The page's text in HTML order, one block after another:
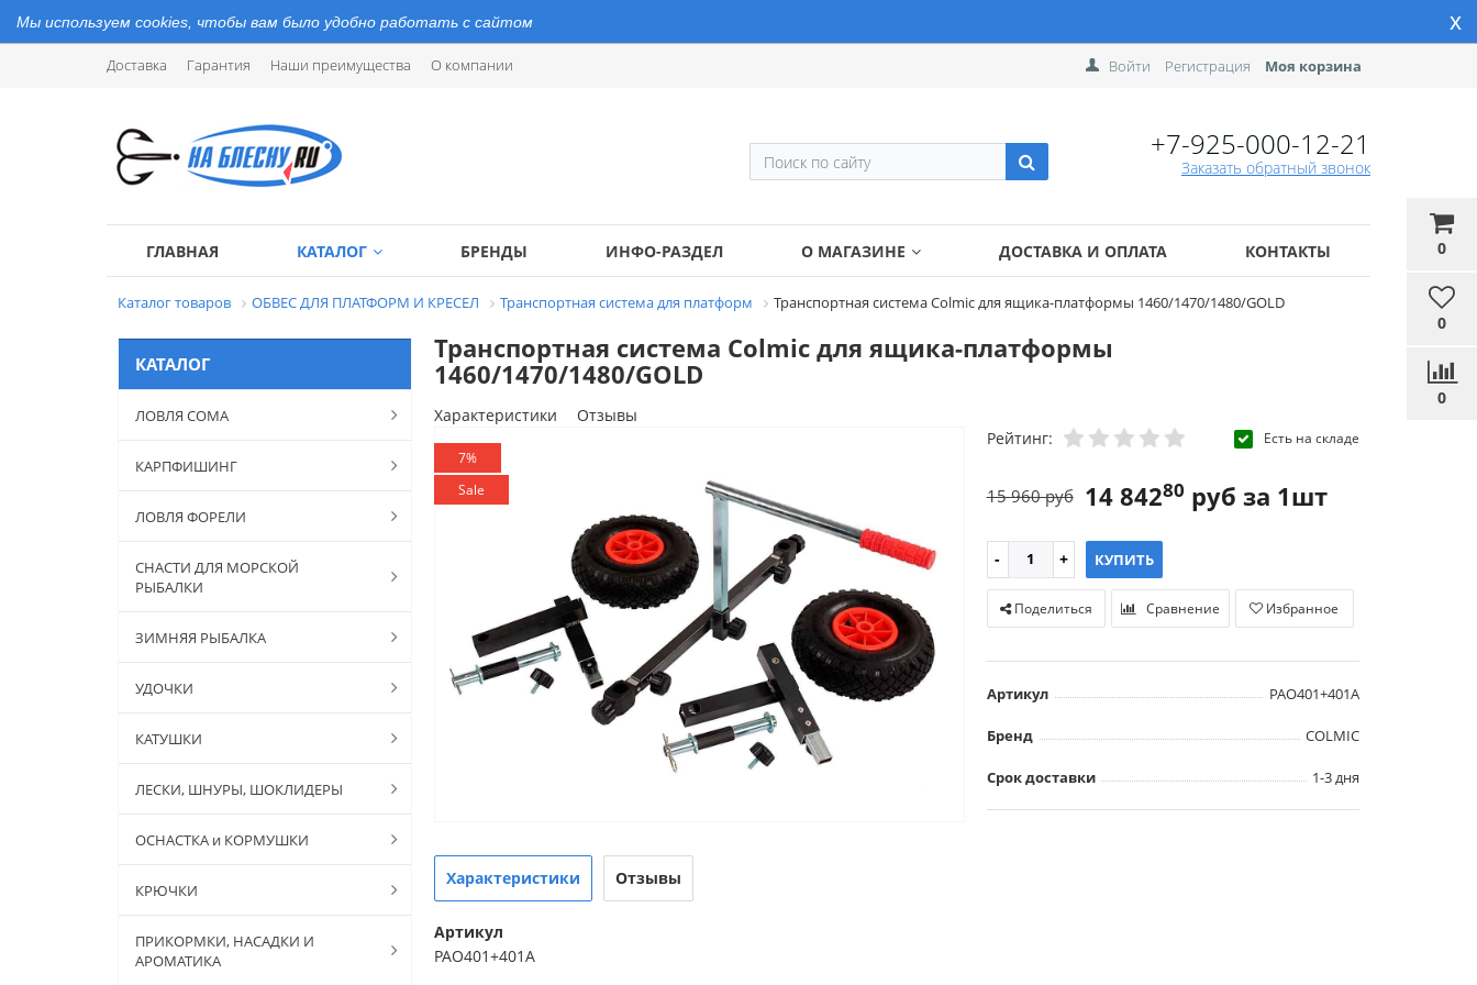
Мы используем cookies, чтобы вам было удобно работать с сайтом x
Доставка Гарантия Наши преимущества О компании
0
0
0
Войти Регистрация Моя корзина
+7-925-000-12-21
Заказать обратный звонок
ГЛАВНАЯ КАТАЛОГ БРЕНДЫ ИНФО-РАЗДЕЛ О МАГАЗИНЕ ДОСТАВКА И ОПЛАТА КОНТАКТЫ
Каталог товаров ОБВЕС ДЛЯ ПЛАТФОРМ И КРЕСЕЛ Транспортная система для платформ Транспортная система Colmic для ящика-платформы 1460/1470/1480/GOLD
КАТАЛОГ
ЛОВЛЯ СОМА
КАРПФИШИНГ
ЛОВЛЯ ФОРЕЛИ
СНАСТИ ДЛЯ МОРСКОЙ
РЫБАЛКИ
ЗИМНЯЯ РЫБАЛКА
УДОЧКИ
КАТУШКИ
ЛЕСКИ, ШНУРЫ, ШОКЛИДЕРЫ
ОСНАСТКА и КОРМУШКИ
КРЮЧКИ
ПРИКОРМКИ, НАСАДКИ И
АРОМАТИКА
Транспортная система Colmic для ящика-платформы
1460/1470/1480/GOLD
Характеристики Отзывы
7%
Sale
Рейтинг: Есть на складе
14 84280 руб за 1шт
15 960 руб
КУПИТЬ
Поделиться Сравнение Избранное
Артикул PAO401+401A
Бренд COLMIC
Срок доставки 1-3 дня
Характеристики Отзывы
Артикул
PAO401+401A